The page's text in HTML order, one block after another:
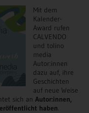
Mit dem
Kalender-
Award rufen
CALVENDO
und tolino
media
Autor:innen
dazu auf, ihre
Geschichten
auf neue Weise
sich an Autor:innen,
haben